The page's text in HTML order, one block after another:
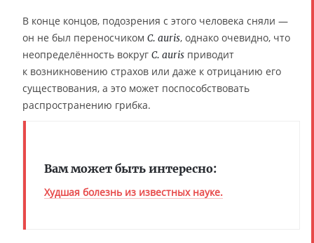
В конце концов, подозрения с этого человека сняли —
он не был переносчиком C. auris, однако очевидно, что
неопределённость вокруг C. auris приводит
к возникновению страхов или даже к отрицанию его
существования, а это может поспособствовать
распространению грибка.
Вам может быть интересно:
Худшая болезнь из известных науке.